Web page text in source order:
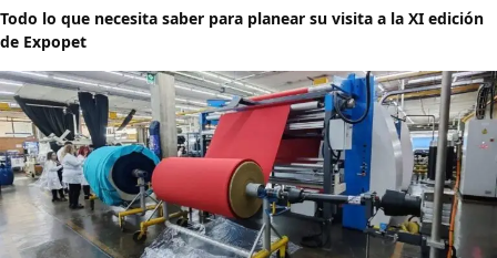
Todo lo que necesita saber para planear su visita a la XI edición
de Expopet